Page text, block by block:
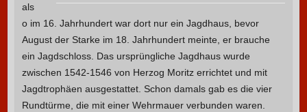
als
o im 16. Jahrhundert war dort nur ein Jagdhaus, bevor
August der Starke im 18. Jahrhundert meinte, er brauche
ein Jagdschloss. Das ursprüngliche Jagdhaus wurde
zwischen 1542-1546 von Herzog Moritz errichtet und mit
Jagdtrophäen ausgestattet. Schon damals gab es die vier
Rundtürme, die mit einer Wehrmauer verbunden waren.